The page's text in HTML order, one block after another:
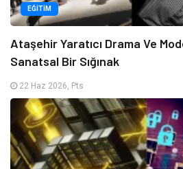
EĞITIM
Ataşehir Yaratıcı Drama Ve
Sanatsal Bir Sığınak
22 Haz 2026, Pts